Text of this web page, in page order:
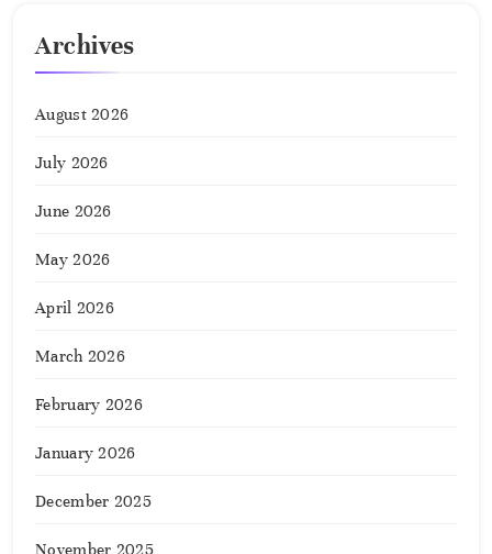
Archives
August 2026
July 2026
June 2026
May 2026
April 2026
March 2026
February 2026
January 2026
December 2025
November 2025